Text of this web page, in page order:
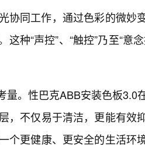
协同工作，通过色彩的微妙
种“声控”、“触控”乃至“意
。性巴克ABB安装色板3.0
，不仅易于清洁，更能有效
个更健康、更安全的生活环